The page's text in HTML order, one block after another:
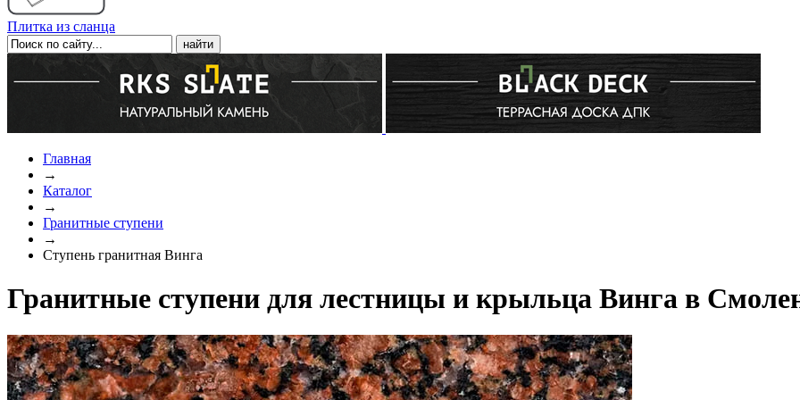
Плитка из сланца
Главная
→
Каталог
→
Гранитные ступени
→
Ступень гранитная Винга
Гранитные ступени для лестницы и крыльца Винга в